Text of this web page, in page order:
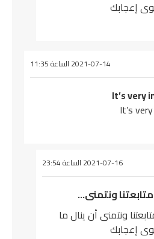
إعجابك
2021-07-14 الساعة 11:35
It’s
It’s
2021-07-16 الساعة 23:54
ونتمنى…
ونتمنى أن ينال ما
إعجابك